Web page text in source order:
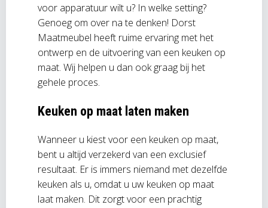
voor apparatuur wilt u? In welke setting?
Genoeg om over na te denken! Dorst
Maatmeubel heeft ruime ervaring met het
ontwerp en de uitvoering van een keuken op
maat. Wij helpen u dan ook graag bij het
gehele proces.
Keuken op maat laten maken
Wanneer u kiest voor een keuken op maat,
bent u altijd verzekerd van een exclusief
resultaat. Er is immers niemand met dezelfde
keuken als u, omdat u uw keuken op maat
laat maken. Dit zorgt voor een prachtig